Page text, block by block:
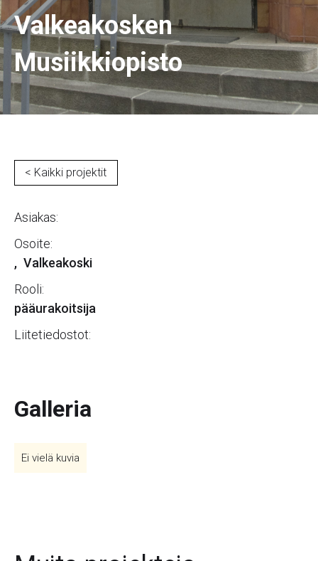
Valkeakosken
Musiikkiopisto
< Kaikki projektit
Asiakas:
Osoite:
, Valkeakoski
Rooli:
pääurakoitsija
Liitetiedostot:
Galleria
Ei vielä kuvia